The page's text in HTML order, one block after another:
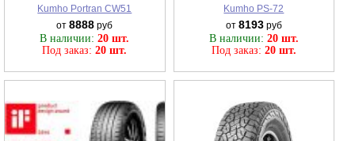
Kumho Portran CW51
от8888 руб
В наличии:20 шт.
Под заказ:20 шт.
Kumho PS-72
от 8193руб
В наличии: 20 шт.
Под заказ: 20 шт.